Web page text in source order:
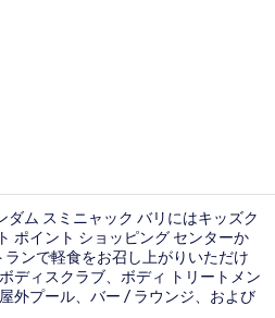
ダム スミニャック バリにはキッズク
ポイント ショッピング センターか
ランで軽食をお召し上がりいただけ
ディスクラブ、ボディ トリートメン
外プール、バー / ラウンジ、および